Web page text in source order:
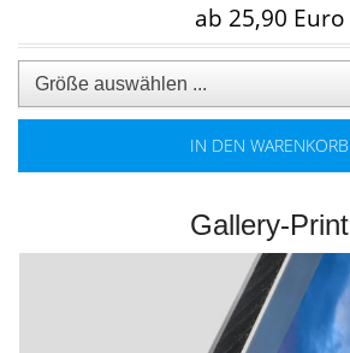
ab 25,90 Euro
IN DEN WARENKORB
Gallery-Print